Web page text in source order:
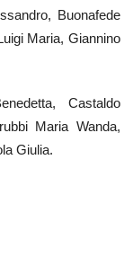
Buonafede
Maria, Giannino
Castaldo
Maria Wanda,
Giulia.